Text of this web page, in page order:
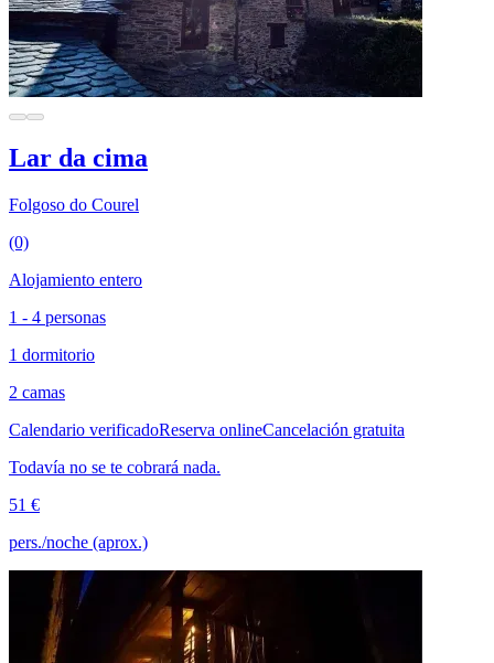
Lar da cima
Folgoso do Courel
(0)
Alojamiento entero
1 - 4 personas
1 dormitorio
2 camas
Calendario verificadoReserva onlineCancelación gratuita
Todavía no se te cobrará nada.
51 €
pers./noche (aprox.)